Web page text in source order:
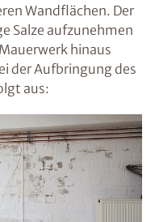
Wandflächen. Der
Salze aufzunehmen
hinaus
der Aufbringung des
aus: